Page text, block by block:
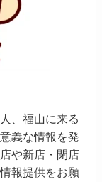
、福山に来る
義な情報を発
や新店・閉店
報提供をお願